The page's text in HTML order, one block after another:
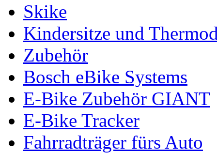
Skike
Kindersitze und
Zubehör
Bosch eBike Systems
E-Bike Zubehör GIANT
E-Bike Tracker
Fahrradträger fürs Auto